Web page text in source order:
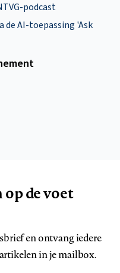
podcast
de AI-toepassing 'Ask
de voet
en ontvang iedere
in je mailbox.